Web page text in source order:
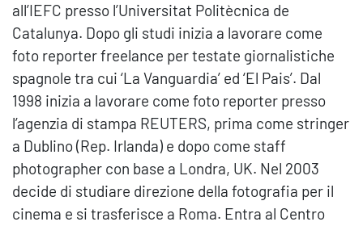
all’IEFC presso l’Universitat Politècnica de
Catalunya. Dopo gli studi inizia a lavorare come
foto reporter freelance per testate giornalistiche
spagnole tra cui ‘La Vanguardia’ ed ‘El Pais’. Dal
1998 inizia a lavorare come foto reporter presso
l’agenzia di stampa REUTERS, prima come stringer
a Dublino (Rep. Irlanda) e dopo come staff
photographer con base a Londra, UK. Nel 2003
decide di studiare direzione della fotografia per il
cinema e si trasferisce a Roma. Entra al Centro